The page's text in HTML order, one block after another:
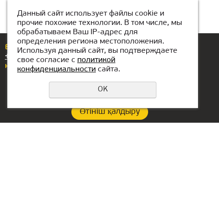
Егер сізде сұрақтар немесе ұсыныстар болса,
+7(708)439-62-00нөміріне қоңырау шалыңыз
немесе бізге жазыңызkaraganda@kiber-one.com
Өтініш қалдыру
Данный сайт использует файлы cookie и
прочие похожие технологии. В том числе, мы
обрабатываем Ваш IP-адрес для
определения региона местоположения.
Используя данный сайт, вы подтверждаете
свое согласие с политикой
конфиденциальности сайта.
OK